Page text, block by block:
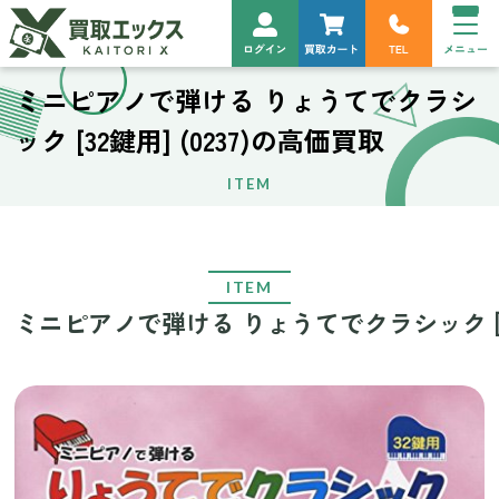
ミニピアノで弾ける りょうてでクラシ
ック [32鍵用] (0237)の高価買取
ITEM
ITEM
ミニピアノで弾ける りょうてでクラシック